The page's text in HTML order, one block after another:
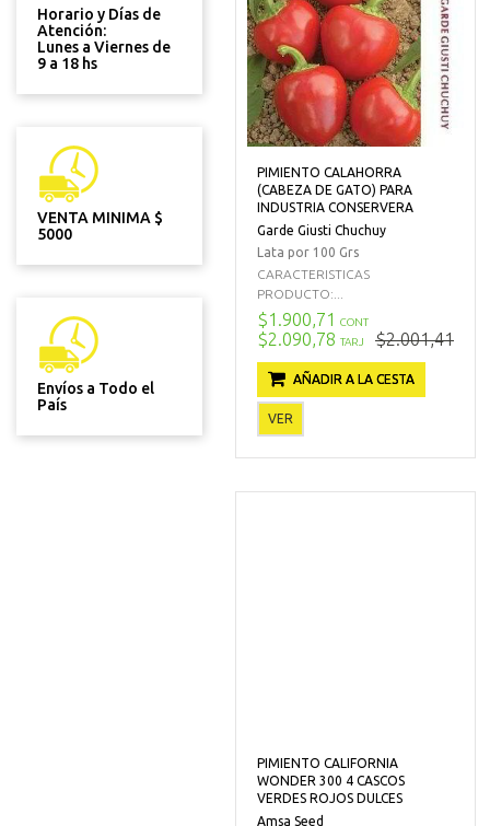
Horario y Días de
Atención:
Lunes a Viernes de
9 a 18 hs
VENTA MINIMA $
5000
Envíos a Todo el
País
PIMIENTO CALAHORRA
(CABEZA DE GATO) PARA
INDUSTRIA CONSERVERA
Garde Giusti Chuchuy
Lata por 100 Grs
CARACTERISTICAS
PRODUCTO:...
$1.900,71 CONT
$2.090,78 TARJ $2.001,41
AÑADIR A LA CESTA
VER
PIMIENTO CALIFORNIA
WONDER 300 4 CASCOS
VERDES ROJOS DULCES
Amsa Seed